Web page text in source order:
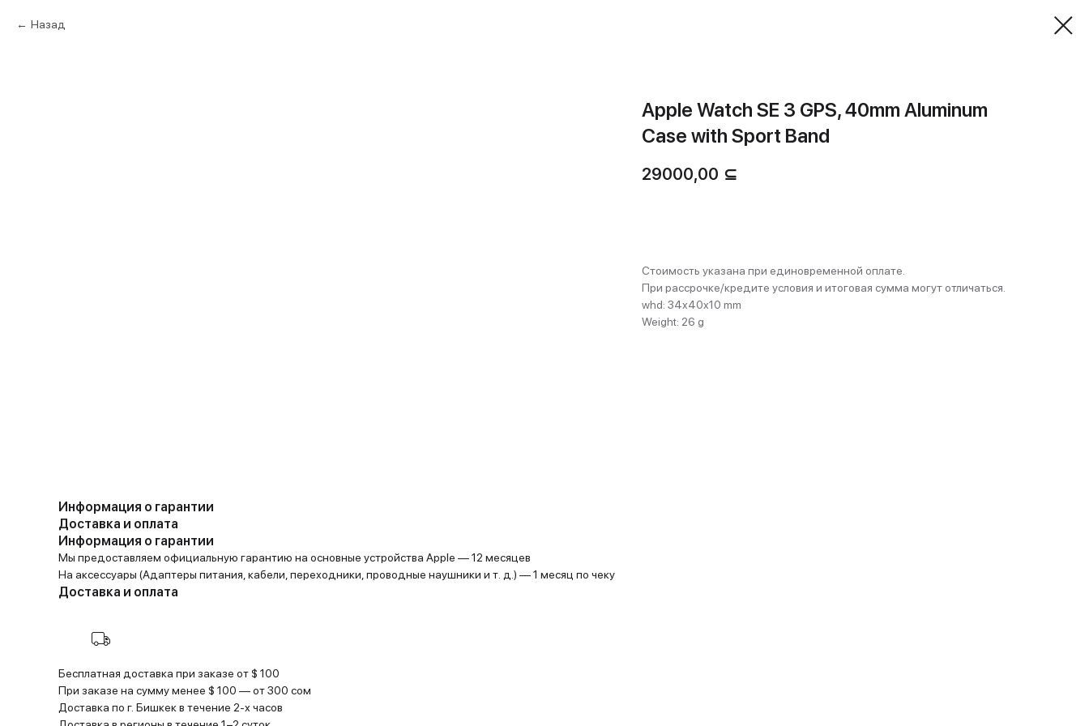
Назад
Apple Watch SE 3 GPS, 40mm Aluminum
Case with Sport Band
29000,00 ⊆
Стоимость указана при единовременной оплате.
При рассрочке/кредите условия и итоговая сумма могут отличаться.
whd: 34x40x10 mm
Weight: 26 g
Информация о гарантии
Доставка и оплата
Информация о гарантии
Мы предоставляем официальную гарантию на основные устройства Apple — 12 месяцев
На аксессуары (Адаптеры питания, кабели, переходники, проводные наушники и т. д.) — 1 месяц по чеку
Доставка и оплата
Бесплатная доставка при заказе от $ 100
При заказе на сумму менее $ 100 — от 300 сом
Доставка по г. Бишкек в течение 2-х часов